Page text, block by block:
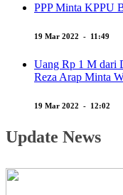
PPP Minta KPPU
19 Mar 2022 - 11:49
Uang Rp 1 M dari
Reza Arap Minta
19 Mar 2022 - 12:02
Update News